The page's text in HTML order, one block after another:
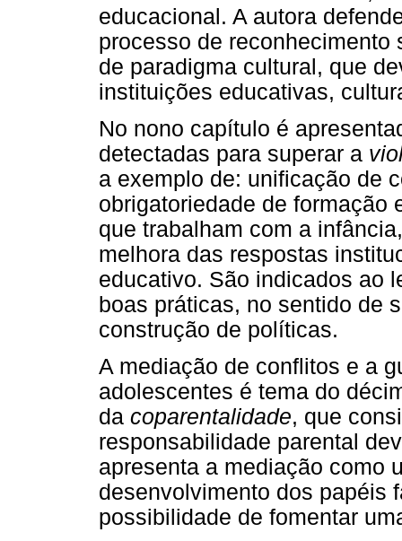
educacional. A autora
processo de
de paradigma cultural, que
instituições educativas,
No nono capítulo é
detectadas para superar a
a exemplo de: unificação de
obrigatoriedade de formação
que trabalham com a
melhora das respostas
educativo. São indicados ao
boas práticas, no sentido de
construção de políticas.
A mediação de conflitos e a
adolescentes é tema do
da coparentalidade, que
responsabilidade parental
apresenta a mediação como
desenvolvimento dos papéis
possibilidade de fomentar